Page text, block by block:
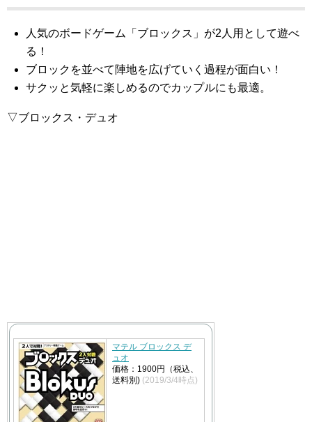
人気のボードゲーム「ブロックス」が2人用として遊べ
る！
ブロックを並べて陣地を広げていく過程が面白い！
サクッと気軽に楽しめるのでカップルにも最適。
▽ブロックス・デュオ
マテル ブロックス デ
ュオ
価格：1900円（税込、
送料別) (2019/3/4時点)